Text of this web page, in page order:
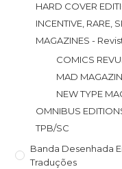
HARD COVER
INCENTIVE, RARE,
MAGAZINES -
COMICS
MAD
NEW TYPE
OMNIBUS
TPB/SC
Banda Desenhada
Traduções